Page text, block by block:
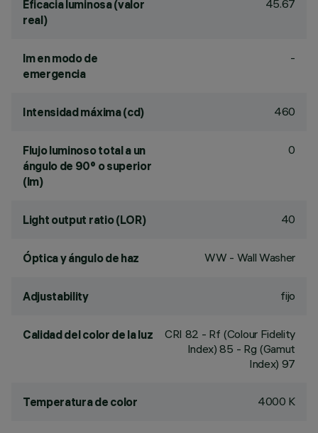
Eficacia luminosa (valor
real)
45.67
lm en modo de
emergencia
-
Intensidad máxima (cd) 460
Flujo luminoso total a un
ángulo de 90° o superior
(lm)
0
Light output ratio (LOR) 40
Óptica y ángulo de haz WW - Wall Washer
Adjustability fijo
Calidad del color de la luz CRI 82 - Rf (Colour Fidelity
Index) 85 - Rg (Gamut
Index) 97
Temperatura de color 4000 K